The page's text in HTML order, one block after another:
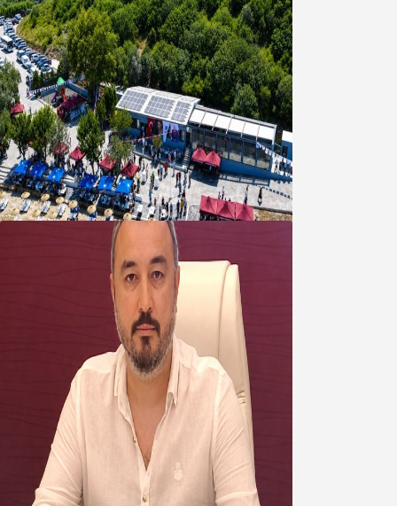
Bandırma Belediyesinden
Şirinçavuş’a hayat veren tesis
08 Ağustos 2026
Oğuzbeyi’nden Balıkesirspor
yönetimine cevap : Herkes kendine
yakışanı yapar, buluttan nem
kapmayın!
07 Ağustos 2026